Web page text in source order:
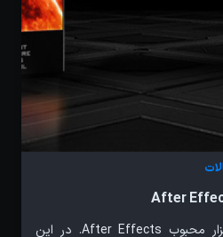
امروز سری بزنیم به نرم افزار محبوب After Effects. در این